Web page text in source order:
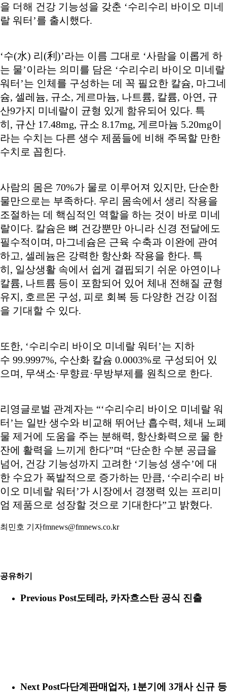
을 더해 건강 기능성을 갖춘 ‘수리수리 바이오 미네
랄 워터’를 출시했다.
‘수(水) 리(利)’라는 이름 그대로 ‘사람을 이롭게 하
는 물’이라는 의미를 담은 ‘수리수리 바이오 미네랄
워터’는 인체를 구성하는 데 꼭 필요한 칼슘, 마그네
슘, 셀레늄, 규소, 게르마늄, 나트륨, 칼륨, 아연, 규
산9가지 미네랄이 균형 있게 함유되어 있다. 특
히, 규산 17.48mg, 규소 8.17mg, 게르마늄 5.20mg이
라는 수치는 다른 생수 제품들에 비해 주목할 만한
수치로 꼽힌다.
사람의 몸은 70%가 물로 이루어져 있지만, 단순한
물만으로는 부족하다. 우리 몸속에서 생리 작용을
조절하는 데 핵심적인 역할을 하는 것이 바로 미네
랄이다. 칼슘은 뼈 건강뿐만 아니라 신경 전달에도
필수적이며, 마그네슘은 근육 수축과 이완에 관여
하고, 셀레늄은 강력한 항산화 작용을 한다. 특
히, 일상생활 속에서 쉽게 결핍되기 쉬운 아연이나
칼륨, 나트륨 등이 포함되어 있어 체내 전해질 균형
유지, 호르몬 구성, 피로 회복 등 다양한 건강 이점
을 기대할 수 있다.
또한, ‘수리수리 바이오 미네랄 워터’는 지하
수 99.9997%, 수산화 칼슘 0.0003%로 구성되어 있
으며, 무색소·무향료·무방부제를 원칙으로 한다.
리영글로벌 관계자는 “‘수리수리 바이오 미네랄 워
터’는 일반 생수와 비교해 뛰어난 흡수력, 체내 노폐
물 제거에 도움을 주는 분해력, 항산화력으로 물 한
잔에 활력을 느끼게 한다”며 “단순한 수분 공급을
넘어, 건강 기능성까지 고려한 ‘기능성 생수’에 대
한 수요가 폭발적으로 증가하는 만큼, ‘수리수리 바
이오 미네랄 워터’가 시장에서 경쟁력 있는 프리미
엄 제품으로 성장할 것으로 기대한다”고 밝혔다.
최민호 기자fmnews@fmnews.co.kr
공유하기
Previous Post도테라, 카자흐스탄 공식 진출
Next Post다단계판매업자, 1분기에 3개사 신규 등